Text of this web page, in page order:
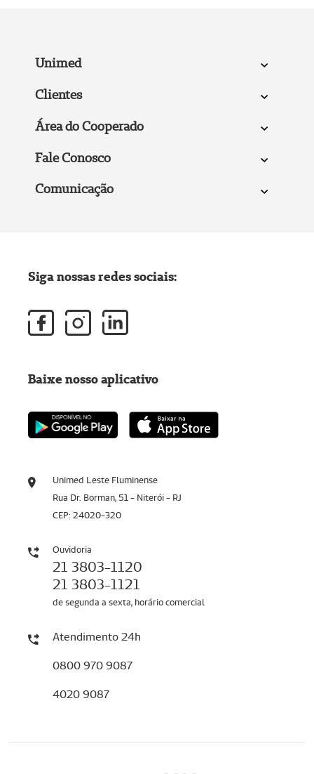
Unimed
Clientes
Área do Cooperado
Fale Conosco
Comunicação
Unimed Leste Fluminense
Rua Dr. Borman, 51 - Niterói - RJ
CEP: 24020-320
Ouvidoria
21 3803-1120
21 3803-1121
de segunda a sexta, horário comercial
Atendimento 24h
0800 970 9087
4020 9087
Siga nossas redes sociais:
Baixe nosso aplicativo